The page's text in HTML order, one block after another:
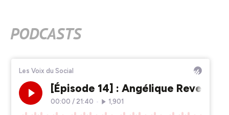
PODCASTS